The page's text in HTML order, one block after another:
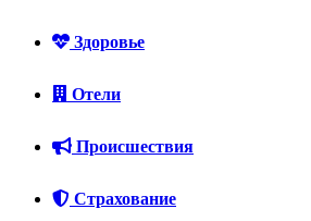
Здоровье
Отели
Происшествия
Страхование